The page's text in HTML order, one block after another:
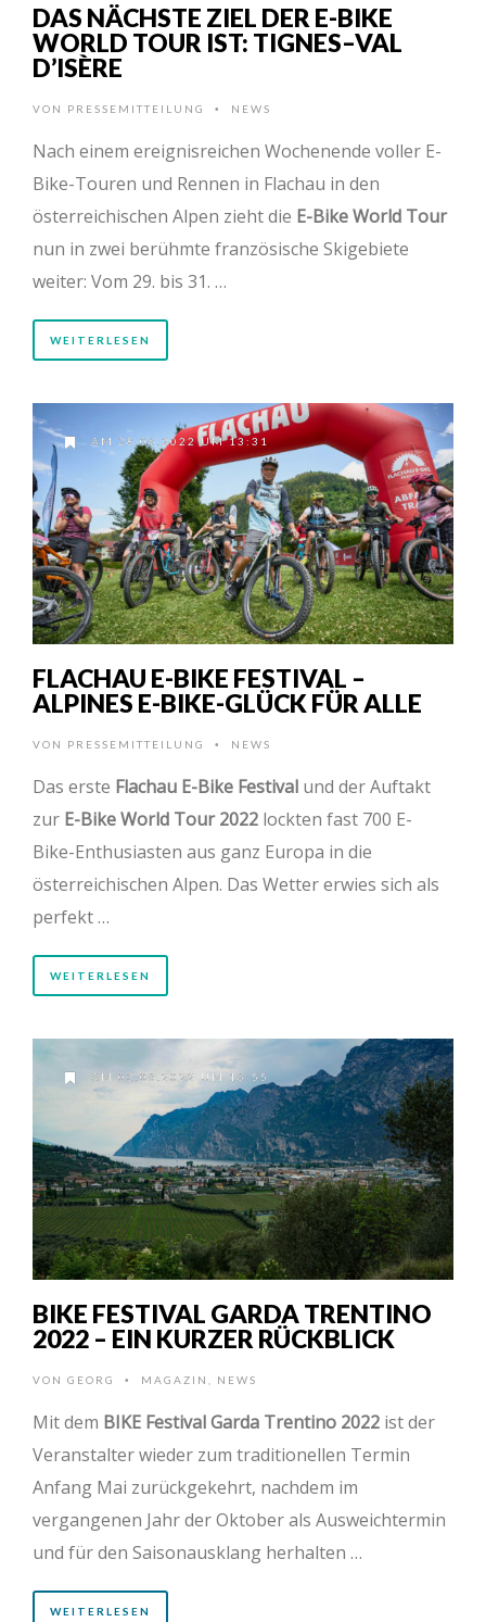
DAS NÄCHSTE ZIEL DER E-BIKE
WORLD TOUR IST: TIGNES–VAL
D’ISÈRE
VON PRESSEMITTEILUNG • NEWS
Nach einem ereignisreichen Wochenende voller E-
Bike-Touren und Rennen in Flachau in den
österreichischen Alpen zieht die E-Bike World Tour
nun in zwei berühmte französische Skigebiete
weiter: Vom 29. bis 31. …
WEITERLESEN
AM 28.06.2022 UM 13:31
FLACHAU E-BIKE FESTIVAL –
ALPINES E-BIKE-GLÜCK FÜR ALLE
VON PRESSEMITTEILUNG • NEWS
Das erste Flachau E-Bike Festival und der Auftakt
zur E-Bike World Tour 2022 lockten fast 700 E-
Bike-Enthusiasten aus ganz Europa in die
österreichischen Alpen. Das Wetter erwies sich als
perfekt …
WEITERLESEN
AM 03.06.2022 UM 16:55
BIKE FESTIVAL GARDA TRENTINO
2022 – EIN KURZER RÜCKBLICK
VON GEORG • MAGAZIN NEWS
Mit dem BIKE Festival Garda Trentino 2022 ist der
Veranstalter wieder zum traditionellen Termin
Anfang Mai zurückgekehrt, nachdem im
vergangenen Jahr der Oktober als Ausweichtermin
und für den Saisonausklang herhalten …
WEITERLESEN